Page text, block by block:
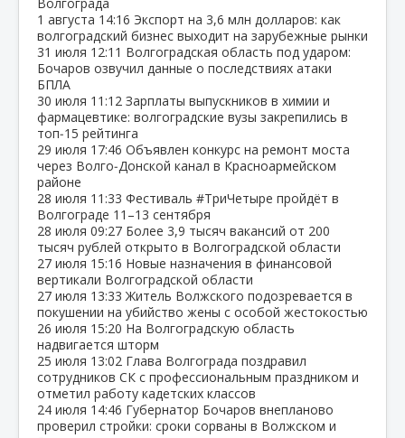
1 августа 14:16 Экспорт на 3,6 млн долларов: как
волгоградский бизнес выходит на зарубежные рынки
31 июля 12:11 Волгоградская область под ударом:
Бочаров озвучил данные о последствиях атаки
БПЛА
30 июля 11:12 Зарплаты выпускников в химии и
фармацевтике: волгоградские вузы закрепились в
топ‑15 рейтинга
29 июля 17:46 Объявлен конкурс на ремонт моста
через Волго‑Донской канал в Красноармейском
районе
28 июля 11:33 Фестиваль #ТриЧетыре пройдёт в
Волгограде 11–13 сентября
28 июля 09:27 Более 3,9 тысяч вакансий от 200
тысяч рублей открыто в Волгоградской области
27 июля 15:16 Новые назначения в финансовой
вертикали Волгоградской области
27 июля 13:33 Житель Волжского подозревается в
покушении на убийство жены с особой жестокостью
26 июля 15:20 На Волгоградскую область
надвигается шторм
25 июля 13:02 Глава Волгограда поздравил
сотрудников СК с профессиональным праздником и
отметил работу кадетских классов
24 июля 14:46 Губернатор Бочаров внепланово
проверил стройки: сроки сорваны в Волжском и